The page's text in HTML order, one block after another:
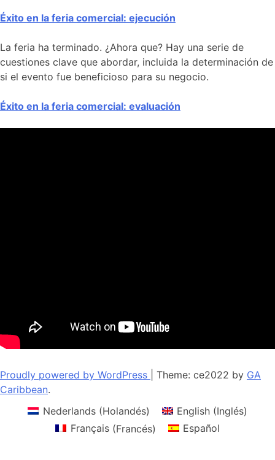
Éxito en la feria comercial: ejecución
La feria ha terminado. ¿Ahora que? Hay una serie de
cuestiones clave que abordar, incluida la determinación de
si el evento fue beneficioso para su negocio.
Éxito en la feria comercial: evaluación
Proudly powered by WordPress Theme: ce2022 by GA
Caribbean.
Nederlands(Holandés) English(Inglés)
Français(Francés) Español